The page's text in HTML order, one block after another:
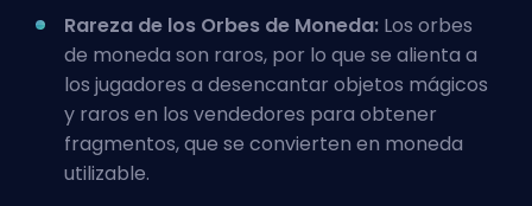
Rareza de los Orbes de Moneda: Los orbes
de moneda son raros, por lo que se alienta a
los jugadores a desencantar objetos mágicos
y raros en los vendedores para obtener
fragmentos, que se convierten en moneda
utilizable.